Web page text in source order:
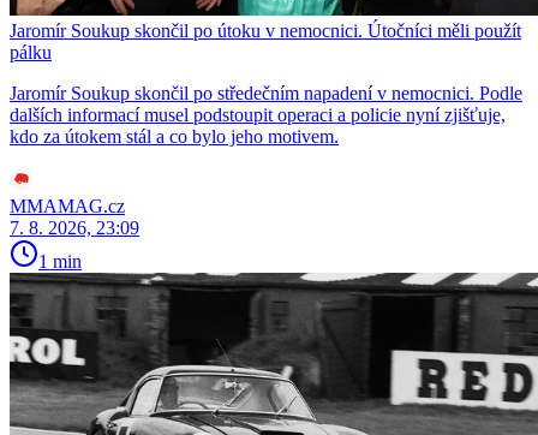
Jaromír Soukup skončil po útoku v nemocnici. Útočníci měli použít
pálku
Jaromír Soukup skončil po středečním napadení v nemocnici. Podle
dalších informací musel podstoupit operaci a policie nyní zjišťuje,
kdo za útokem stál a co bylo jeho motivem.
MMAMAG.cz
7. 8. 2026, 23:09
1 min